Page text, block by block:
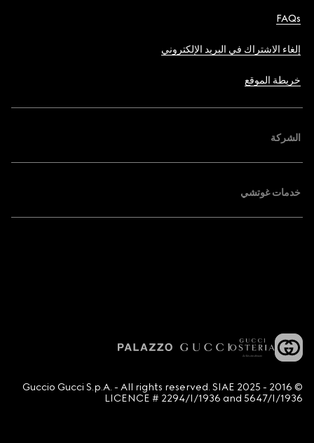
FAQs
إلغاء الاشتراك في البريد الإلكتروني
خريطة الموقع
الشركة
خدمات غوتشي
© 2016 - 2025 Guccio Gucci S.p.A. - All rights reserved. SIAE
LICENCE # 2294/I/1936 and 5647/I/1936